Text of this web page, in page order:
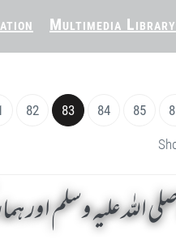
Multimedia Library
82 83 84 85
علیہ وسلم اور